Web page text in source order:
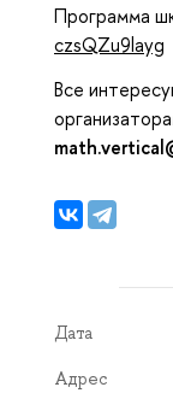
Программа
czsQZu9layg
Все
Дата
Адрес